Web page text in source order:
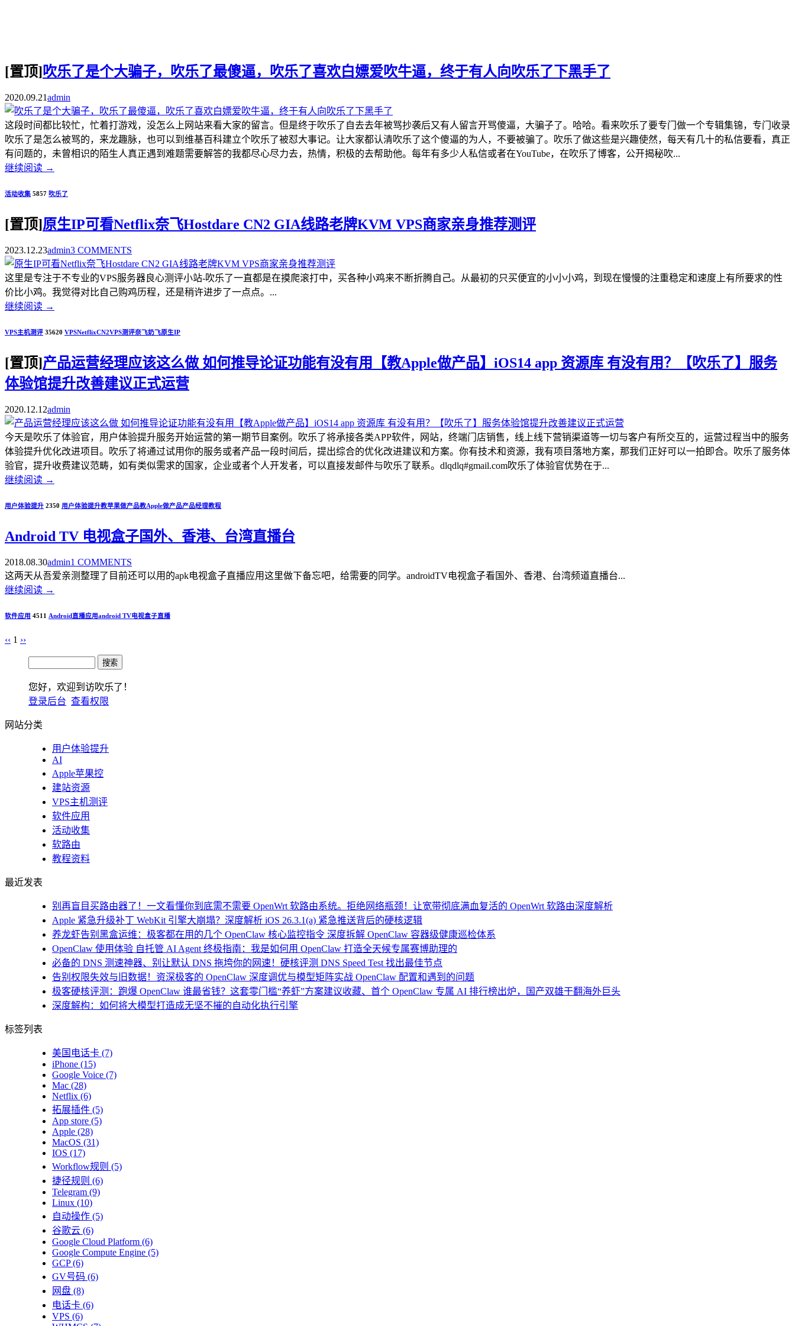
[置顶]吹乐了是个大骗子，吹乐了最傻逼，吹乐了喜欢白嫖爱吹牛逼，终于有人向吹乐了下黑手了
2020.09.21admin
这段时间都比较忙，忙着打游戏，没怎么上网站来看大家的留言。但是终于吹乐了自去去年被骂抄袭后又有人留言开骂傻逼，大骗子了。哈哈。看来吹乐了要专门做一个专辑集锦，专门收录
吹乐了是怎么被骂的，来龙趣脉，也可以到维基百科建立个吹乐了被怼大事记。让大家都认清吹乐了这个傻逼的为人，不要被骗了。吹乐了做这些是兴趣使然，每天有几十的私信要看，真正
有问题的，未曾相识的陌生人真正遇到难题需要解答的我都尽心尽力去，热情，积极的去帮助他。每年有多少人私信或者在YouTube，在吹乐了博客，公开揭秘吹...
继续阅读 →
活动收集 5857 吹乐了
[置顶]原生IP可看Netflix奈飞Hostdare CN2 GIA线路老牌KVM VPS商家亲身推荐测评
2023.12.23admin3 COMMENTS
这里是专注于不专业的VPS服务器良心测评小站-吹乐了一直都是在摸爬滚打中，买各种小鸡来不断折腾自己。从最初的只买便宜的小小小鸡，到现在慢慢的注重稳定和速度上有所要求的性
价比小鸡。我觉得对比自己购鸡历程，还是稍许进步了一点点。...
继续阅读 →
VPS主机测评 35620 VPSNetflixCN2VPS测评奈飞奶飞原生IP
[置顶]产品运营经理应该这么做 如何推导论证功能有没有用【教Apple做产品】iOS14 app 资源库 有没有用？【吹乐了】服务
体验馆提升改善建议正式运营
2020.12.12admin
今天是吹乐了体验官，用户体验提升服务开始运营的第一期节目案例。吹乐了将承接各类APP软件，网站，终端门店销售，线上线下营销渠道等一切与客户有所交互的，运营过程当中的服务
体验提升优化改进项目。吹乐了将通过试用你的服务或者产品一段时间后，提出综合的优化改进建议和方案。你有技术和资源，我有项目落地方案，那我们正好可以一拍即合。吹乐了服务体
验官，提升收费建议范畴，如有类似需求的国家，企业或者个人开发者，可以直接发邮件与吹乐了联系。dlqdlq#gmail.com吹乐了体验官优势在于...
继续阅读 →
用户体验提升 2350 用户体验提升教苹果做产品教Apple做产品产品经理教程
Android TV 电视盒子国外、香港、台湾直播台
2018.08.30admin1 COMMENTS
这两天从吾爱亲测整理了目前还可以用的apk电视盒子直播应用这里做下备忘吧，给需要的同学。androidTV电视盒子看国外、香港、台湾频道直播台...
继续阅读 →
软件应用 4511 Android直播应用android TV电视盒子直播
‹‹ 1 ››
您好，欢迎到访吹乐了！
登录后台 查看权限
网站分类
用户体验提升
AI
Apple苹果控
建站资源
VPS主机测评
软件应用
活动收集
软路由
教程资料
最近发表
别再盲目买路由器了！一文看懂你到底需不需要 OpenWrt 软路由系统。拒绝网络瓶颈！让宽带彻底满血复活的 OpenWrt 软路由深度解析
Apple 紧急升级补丁 WebKit 引擎大崩塌？深度解析 iOS 26.3.1(a) 紧急推送背后的硬核逻辑
养龙虾告别黑盒运维：极客都在用的几个 OpenClaw 核心监控指令 深度拆解 OpenClaw 容器级健康巡检体系
OpenClaw 使用体验 自托管 AI Agent 终极指南：我是如何用 OpenClaw 打造全天候专属赛博助理的
必备的 DNS 测速神器、别让默认 DNS 拖垮你的网速！硬核评测 DNS Speed Test 找出最佳节点
告别权限失效与旧数据！资深极客的 OpenClaw 深度调优与模型矩阵实战 OpenClaw 配置和遇到的问题
极客硬核评测：跑爆 OpenClaw 谁最省钱？这套零门槛“养虾”方案建议收藏、首个 OpenClaw 专属 AI 排行榜出炉，国产双雄干翻海外巨头
深度解构：如何将大模型打造成无坚不摧的自动化执行引擎
标签列表
美国电话卡 (7)
iPhone (15)
Google Voice (7)
Mac (28)
Netflix (6)
拓展插件 (5)
App store (5)
Apple (28)
MacOS (31)
IOS (17)
Workflow规则 (5)
捷径规则 (6)
Telegram (9)
Linux (10)
自动操作 (5)
谷歌云 (6)
Google Cloud Platform (6)
Google Compute Engine (5)
GCP(6)
GV号码 (6)
网盘 (8)
电话卡 (6)
VPS (6)